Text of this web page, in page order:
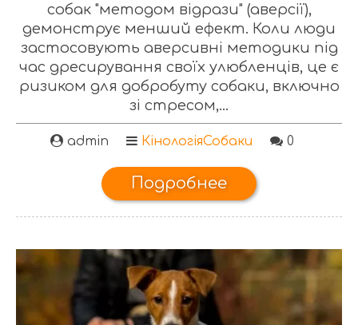
собак "методом відрази" (аверсії),
демонструє менший ефект. Коли люди
застосовують аверсивні методики під
час дресирування своїх улюбленців, це є
ризиком для добробуту собаки, включно
зі стресом,...
admin КінологіяСобаки 0
Подробнее